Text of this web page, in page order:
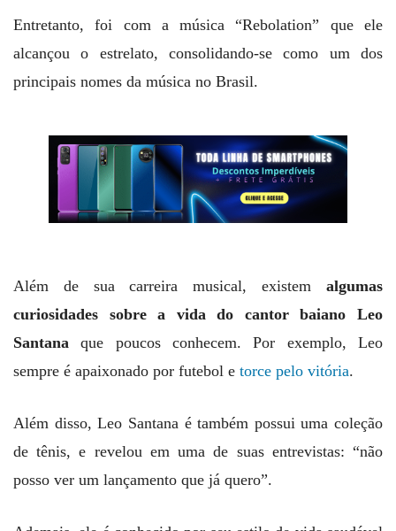
Entretanto, foi com a música “Rebolation” que ele
alcançou o estrelato, consolidando-se como um dos
principais nomes da música no Brasil.
Além de sua carreira musical, existem algumas
curiosidades sobre a vida do cantor baiano Leo
Santana que poucos conhecem. Por exemplo, Leo
sempre é apaixonado por futebol e torce pelo vitória.
Além disso, Leo Santana é também possui uma coleção
de tênis, e revelou em uma de suas entrevistas: “não
posso ver um lançamento que já quero”.